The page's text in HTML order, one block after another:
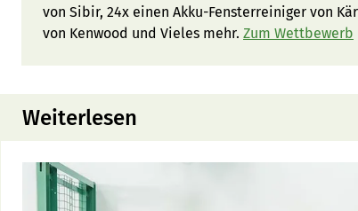
von Sibir, 24x einen Akku-Fensterreiniger von
von Kenwood und Vieles mehr. Zum Wettbewerb
Weiterlesen